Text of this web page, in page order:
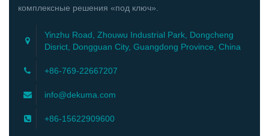
комплексные решения «под ключ».
Yinzhu Road, Zhouwu Industrial Park, Dongcheng
Disrict, Dongguan City, Guangdong Province, China
+86-769-22667207
info@dekuma.com
+86-15622909600